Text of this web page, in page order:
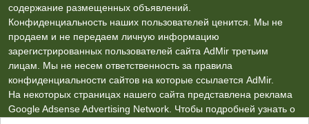
содержание размещенных объявлений.
Конфиденциальность наших пользователей ценится. Мы не
продаем и не передаем личную информацию
зарегистрированных пользователей сайта AdMir третьим
лицам. Мы не несем ответственность за правила
конфиденциальности сайтов на которые ссылается AdMir.
На некоторых страницах нашего сайта представлена реклама
Google Adsense Advertising Network. Чтобы подробней узнать о